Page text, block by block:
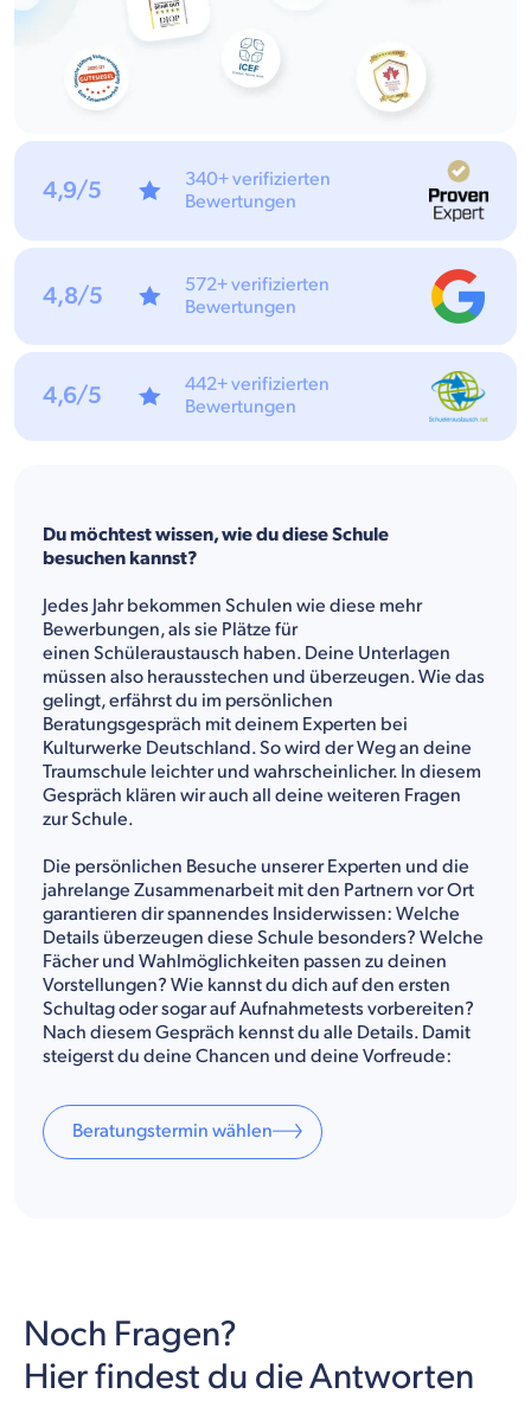
Du möchtest wissen, wie du diese Schule
besuchen kannst?
Jedes Jahr bekommen Schulen wie diese mehr
Bewerbungen, als sie Plätze für
einen Schüleraustausch haben. Deine Unterlagen
müssen also herausstechen und überzeugen. Wie das
gelingt, erfährst du im persönlichen
Beratungsgespräch mit deinem Experten bei
Kulturwerke Deutschland. So wird der Weg an deine
Traumschule leichter und wahrscheinlicher. In diesem
Gespräch klären wir auch all deine weiteren Fragen
zur Schule.
Die persönlichen Besuche unserer Experten und die
jahrelange Zusammenarbeit mit den Partnern vor Ort
garantieren dir spannendes Insiderwissen: Welche
Details überzeugen diese Schule besonders? Welche
Fächer und Wahlmöglichkeiten passen zu deinen
Vorstellungen? Wie kannst du dich auf den ersten
Schultag oder sogar auf Aufnahmetests vorbereiten?
Nach diesem Gespräch kennst du alle Details. Damit
steigerst du deine Chancen und deine Vorfreude:
Beratungstermin wählen
4,9/5
340+ verifizierten
Bewertungen
4,8/5
572+ verifizierten
Bewertungen
4,6/5
442+ verifizierten
Bewertungen
Noch Fragen?
Hier findest du die Antworten